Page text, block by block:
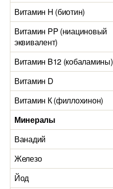
Витамин H (биотин)
Витамин PP (ниациновый
эквивалент)
Витамин B12 (кобаламины)
Витамин D
Витамин К (филлохинон)
Минералы
Ванадий
Железо
Йод